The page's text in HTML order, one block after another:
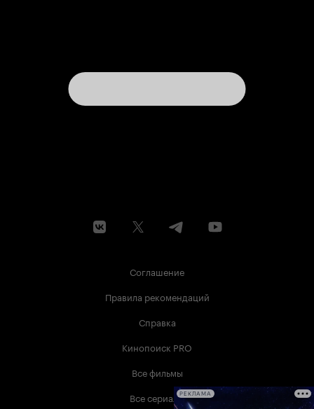
Соглашение
Правила рекомендаций
Справка
Кинопоиск PRO
Все фильмы
Все сериалыРЕКЛАМА